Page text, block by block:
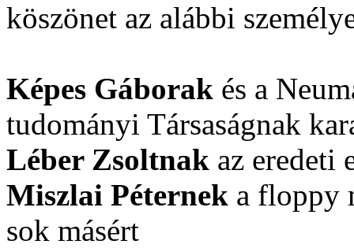
köszönet az alábbi
Képes Gáborak és a
tudományi Társaságnak
Léber Zsoltnak az eredeti
Miszlai Péternek a floppy
sok másért